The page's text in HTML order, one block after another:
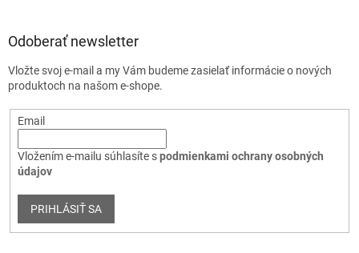
Odoberať newsletter
Vložte svoj e-mail a my Vám budeme zasielať informácie o nových
produktoch na našom e-shope.
Email
Vložením e-mailu súhlasíte spodmienkami ochrany osobných
údajov
PRIHLÁSIŤ SA